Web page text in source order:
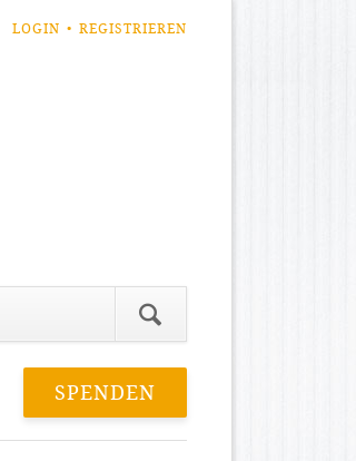
NAVIGATION
LOGIN REGISTRIEREN
überspringen
SPENDEN